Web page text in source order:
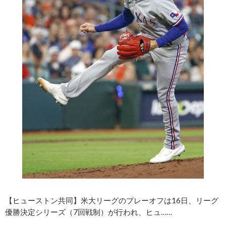
【ヒューストン共同】米大リーグのプレーオフは16日、リーグ
優勝決定シリーズ（7回戦制）が行われ、ヒュ……